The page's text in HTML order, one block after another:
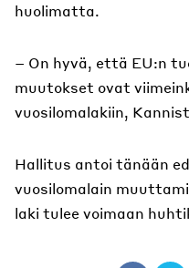
huolimatta.
– On hyvä, että EU:n
muutokset ovat
vuosilomalakiin,
Hallitus antoi tänään
vuosilomalain
laki tulee voimaan